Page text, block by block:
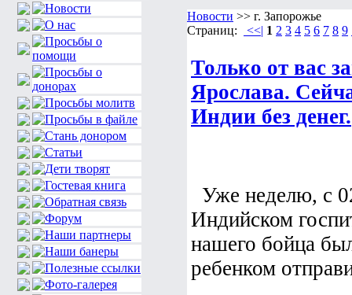
Новости >> г. Запорожье
Страниц:
<<| 1 2 3 4 5 6 7 8 9
Только от вас
Ярослава.
Индии без денег.
Уже неделю, с
Индийском
нашего бойца
ребенком